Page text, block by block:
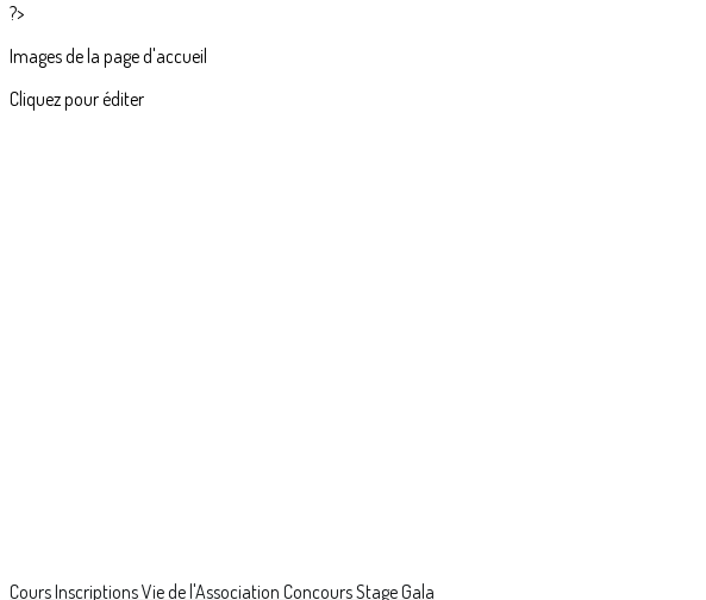
?>
Images de la page d'accueil
Cliquez pour éditer
CoursInscriptionsVie de l'Association ConcoursStageGala